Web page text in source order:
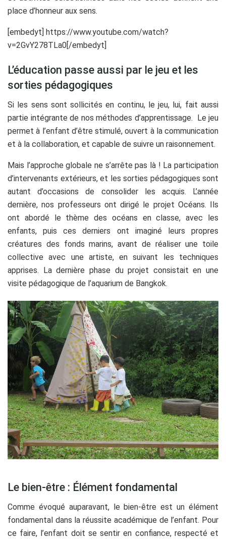
place d’honneur aux sens.
[embedyt] https://www.youtube.com/watch?
v=2GvY278TLa0[/embedyt]
L’éducation passe aussi par le jeu et les
sorties pédagogiques
Si les sens sont sollicités en continu, le jeu, lui, fait aussi
partie intégrante de nos méthodes d’apprentissage. Le jeu
permet à l’enfant d’être stimulé, ouvert à la communication
et à la collaboration, et capable de suivre un raisonnement.
Mais l’approche globale ne s’arrête pas là ! La participation
d’intervenants extérieurs, et les sorties pédagogiques sont
autant d’occasions de consolider les acquis. L’année
dernière, nos professeurs ont dirigé le projet Océans. Ils
ont abordé le thème des océans en classe, avec les
enfants, puis ces derniers ont imaginé leurs propres
créatures des fonds marins, avant de réaliser une toile
collective avec une artiste, en suivant les techniques
apprises. La dernière phase du projet consistait en une
visite pédagogique de l’aquarium de Bangkok.
Le bien-être : Élément fondamental
Comme évoqué auparavant, le bien-être est un élément
fondamental dans la réussite académique de l’enfant. Pour
ce faire, l’enfant doit se sentir en confiance, respecté et